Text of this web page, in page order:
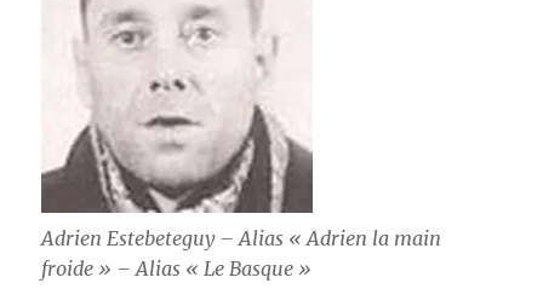
Adrien Estebeteguy – Alias « Adrien la main
froide » – Alias « Le Basque »